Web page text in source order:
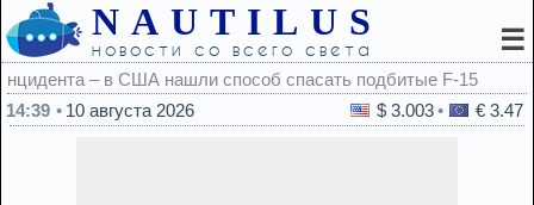
NAUTILUS
новости со всего света ☰
14:39 10 августа 2026 $ 3.003 € 3.47